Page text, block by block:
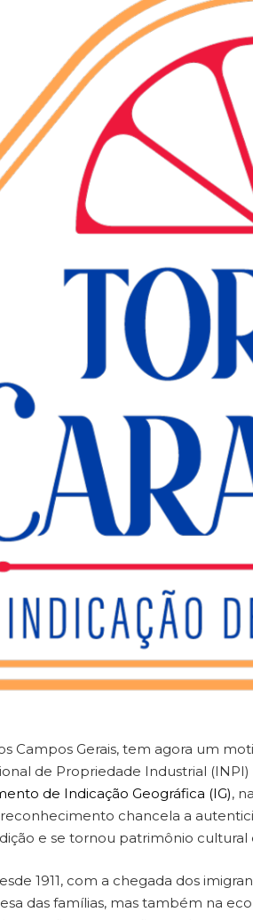
Campos Gerais, tem agora um
de Propriedade Industrial
de Indicação Geográfica (IG),
chancela a
e se tornou patrimônio
1911, com a chegada dos
das famílias, mas também na